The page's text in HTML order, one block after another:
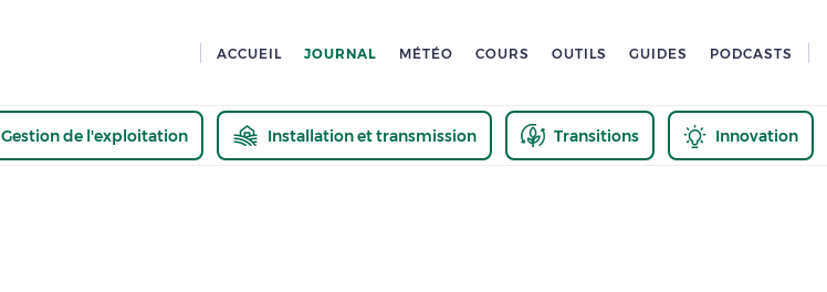
ACCUEIL JOURNAL MÉTÉO COURS OUTILS GUIDES PODCASTS
Gestion de l'exploitation Installation et transmission Transitions Innovation